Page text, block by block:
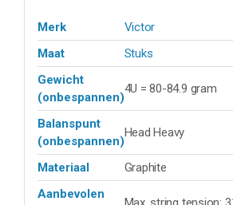
Merk
Victor
Maat
Stuks
Gewicht
(onbespannen)
4U = 80-84.9 gram
Balanspunt
(onbespannen)
Head Heavy
Materiaal
Graphite
Aanbevolen